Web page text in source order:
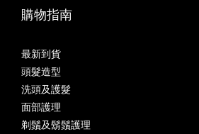
購物指南
最新到貨
頭髮造型
洗頭及護髮
面部護理
剃鬚及鬍鬚護理